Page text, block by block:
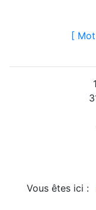
[
Vous êtes ici :